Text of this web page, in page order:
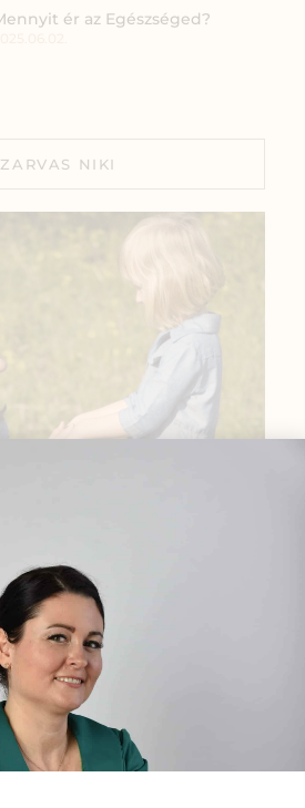
ér az Egészséged?
NIKI
fitoterapeuta és édesanya.
gyógynövények hatékony
a gyermekek, a nők és a
megőrzése és helyreállítása.
HÍRLEVÉL